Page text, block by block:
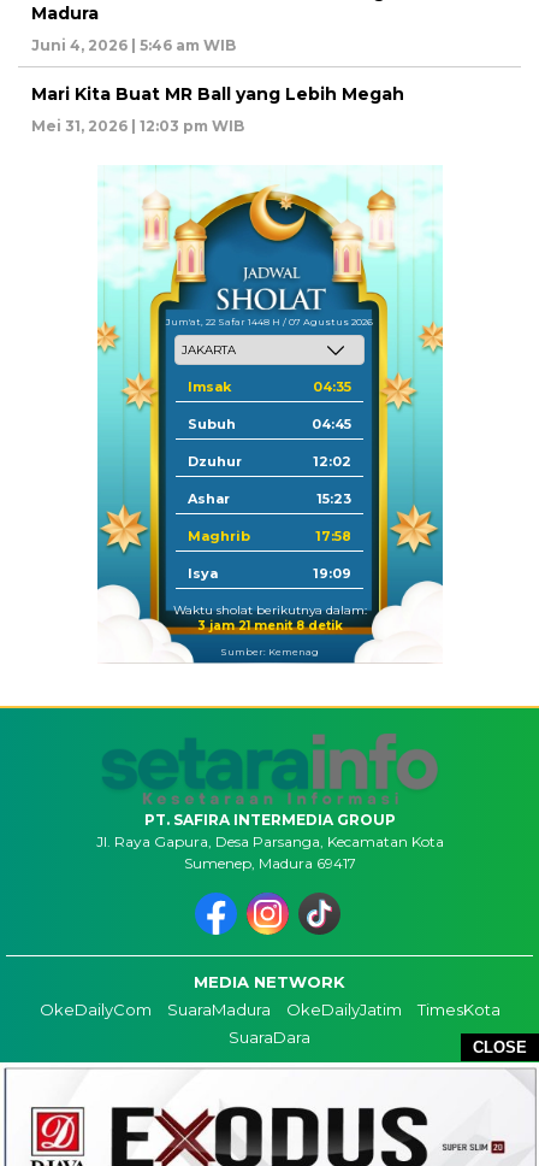
CLOSE
Madura
Juni 4, 2026 | 5:46 am WIB
Mari Kita Buat MR Ball yang Lebih Megah
Mei 31, 2026 | 12:03 pm WIB
Jum'at, 22 Safar 1448 H / 07 Agustus 2026
Imsak 04:35
Subuh 04:45
Dzuhur 12:02
Ashar 15:23
Maghrib 17:58
Isya 19:09
Waktu sholat berikutnya dalam:
3 jam 21 menit 8 detik
Sumber: Kemenag
PT. SAFIRA INTERMEDIA GROUP
Jl. Raya Gapura, Desa Parsanga, Kecamatan Kota
Sumenep, Madura 69417
MEDIA NETWORK
OkeDailyCom
SuaraMadura OkeDailyJatim
TimesKota
SuaraDara
COPYRIGHT ©2026 SETARAINFO - ALL RIGHTS RESERVED